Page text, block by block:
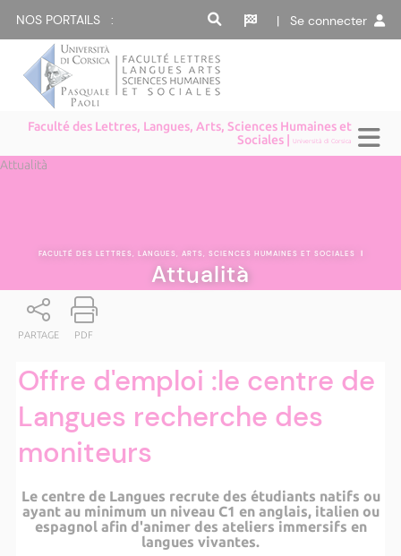
NOS PORTAILS : | Se connecter
Faculté des Lettres, Langues, Arts, Sciences Humaines et
Sociales |Università di Corsica
Attualità
FACULTÉ DES LETTRES, LANGUES, ARTS, SCIENCES HUMAINES ET SOCIALES |
Attualità
PARTAGE PDF
Offre d'emploi :le centre de
Langues recherche des
moniteurs
Le centre de Langues recrute des étudiants natifs ou
ayant au minimum un niveau C1 en anglais, italien ou
espagnol afin d'animer des ateliers immersifs en
langues vivantes.